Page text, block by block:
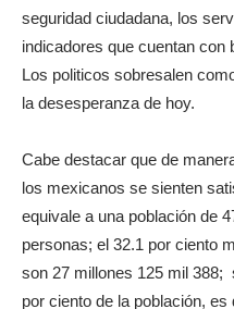
seguridad ciudadana, los
indicadores que cuentan con
Los politicos sobresalen
la desesperanza de hoy.
Cabe destacar que de
los mexicanos se sienten
equivale a una población de
personas; el 32.1 por ciento
son 27 millones 125 mil 388;
por ciento de la población,